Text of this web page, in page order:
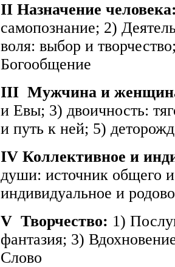
II Назначение
самопознание; 2)
воля: выбор и
Богообщение
III Мужчина и
и Евы; 3) двоичность:
и путь к ней; 5)
IV Коллективное и
души: источник общего
индивидуальное и
V Творчество: 1)
фантазия; 3)
Слово